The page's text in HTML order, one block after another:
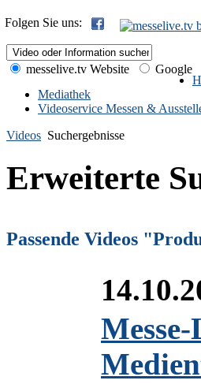
Folgen Sie uns:
messelive.tv Website
Google
Mediathek
Videoservice Messen &
Videos Suchergebnisse
Erweiterte
Passende Videos